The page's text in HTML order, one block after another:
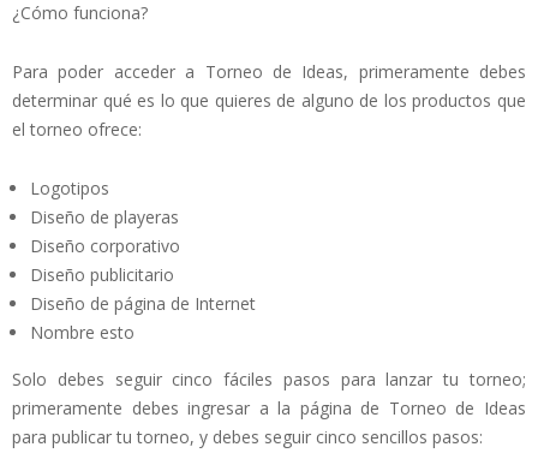
¿Cómo funciona?
Para poder acceder a Torneo de Ideas, primeramente debes
determinar qué es lo que quieres de alguno de los productos que
el torneo ofrece:
Logotipos
Diseño de playeras
Diseño corporativo
Diseño publicitario
Diseño de página de Internet
Nombre esto
Solo debes seguir cinco fáciles pasos para lanzar tu torneo;
primeramente debes ingresar a la página de Torneo de Ideas
para publicar tu torneo, y debes seguir cinco sencillos pasos: